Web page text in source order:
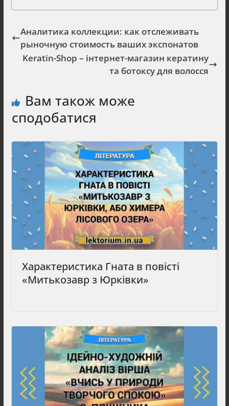
Аналитика коллекции: как отслеживать
рыночную стоимость ваших экспонатов
Keratin-Shop – інтернет-магазин кератину
та ботоксу для волосся
Вам також може
сподобатися
Характеристика Гната в повісті
«Митькозавр з Юрківки»